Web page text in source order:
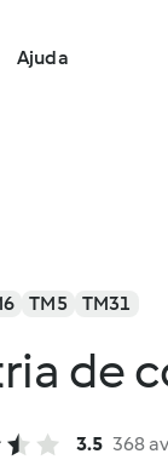
Ajuda
TM5 TM31
de
3.5 368